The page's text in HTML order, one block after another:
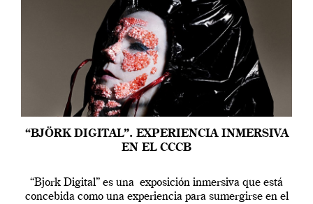
“BJÖRK DIGITAL”. EXPERIENCIA INMERSIVA
EN EL CCCB
“Bjork Digital” es una exposición inmersiva que está
concebida como una experiencia para sumergirse en el